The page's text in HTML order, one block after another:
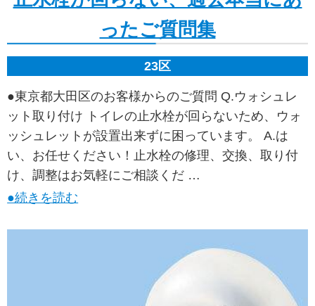
ったご質問集
23区
●東京都大田区のお客様からのご質問 Q.ウォシュレ
ット取り付け トイレの止水栓が回らないため、ウォ
ッシュレットが設置出来ずに困っています。 A.は
い、お任せください！止水栓の修理、交換、取り付
け、調整はお気軽にご相談くだ …
●続きを読む